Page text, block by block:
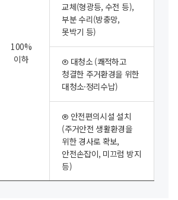
100%
이하
교체(형광등, 수전 등),
부분 수리(방충망,
못박기 등)
➇ 대청소 (쾌적하고
청결한 주거환경을 위한
대청소·정리수납)
➈ 안전편의시설 설치
(주거안전 생활환경을
위한 경사로 확보,
안전손잡이, 미끄럼 방지
등)